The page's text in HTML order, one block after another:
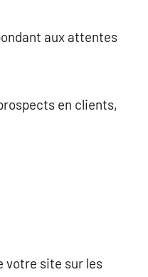
aux attentes
en clients,
votre site sur les